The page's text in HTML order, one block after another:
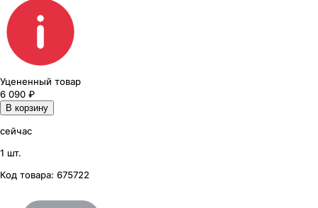
Уцененный товар
6 090 ₽
В корзину
сейчас
1 шт.
Код товара: 675722